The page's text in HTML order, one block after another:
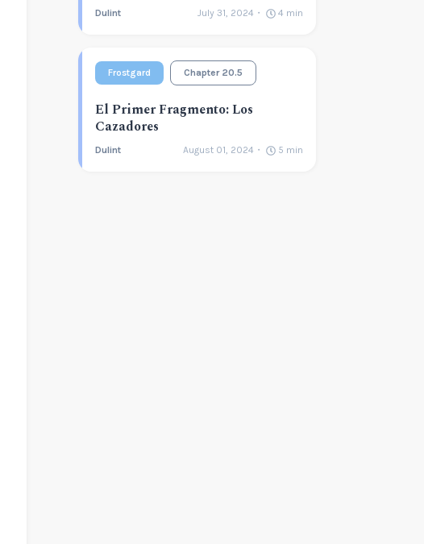
Dulint July 31, 2024 4 min
Frostgard Chapter 20.5
El Primer Fragmento: Los
Cazadores
Dulint August 01, 2024 5 min